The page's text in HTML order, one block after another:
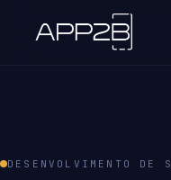
DESENVOLVIMENTO DE